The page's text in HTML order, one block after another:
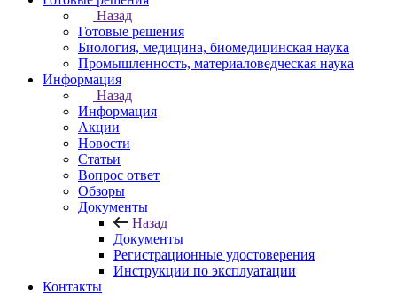
Назад
Готовые решения
Биология, медицина, биомедицинская наука
Промышленность, материаловедческая наука
Информация
Назад
Информация
Акции
Новости
Статьи
Вопрос ответ
Обзоры
Документы
Назад
Документы
Регистрационные удостоверения
Инструкции по эксплуатации
Контакты